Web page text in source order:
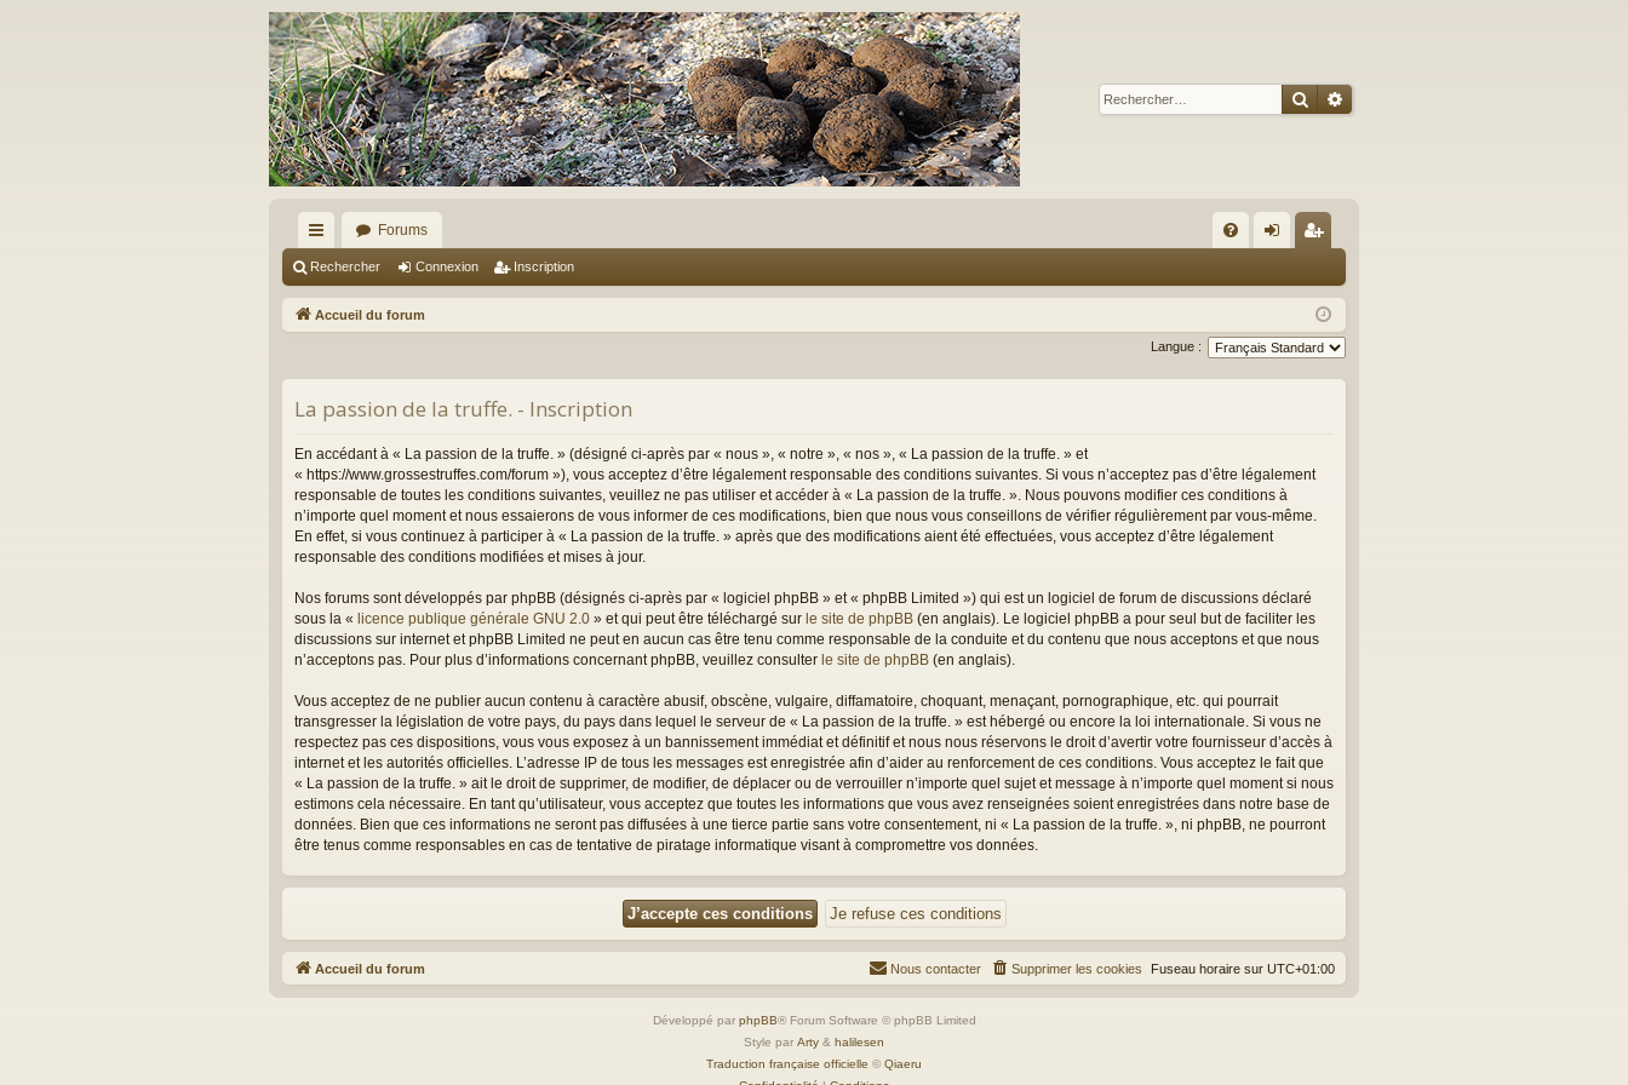
Rechercher
Recherche avancée
ac
co
ci
s
Forums
Q ne
xi
on
cri
pti
on
Rechercher Connexion Inscription
Accueil du forum
Langue :
La passion de la truffe. - Inscription
En accédant à « La passion de la truffe. » (désigné ci-après par « nous », « notre », « nos », « La passion de la truffe. » et
« https://www.grossestruffes.com/forum »), vous acceptez d’être légalement responsable des conditions suivantes. Si vous n’acceptez pas d’être légalement
responsable de toutes les conditions suivantes, veuillez ne pas utiliser et accéder à « La passion de la truffe. ». Nous pouvons modifier ces conditions à
n’importe quel moment et nous essaierons de vous informer de ces modifications, bien que nous vous conseillons de vérifier régulièrement par vous-même.
En effet, si vous continuez à participer à « La passion de la truffe. » après que des modifications aient été effectuées, vous acceptez d’être légalement
responsable des conditions modifiées et mises à jour.
Nos forums sont développés par phpBB (désignés ci-après par « logiciel phpBB » et « phpBB Limited ») qui est un logiciel de forum de discussions déclaré
sous la « licence publique générale GNU 2.0 » et qui peut être téléchargé sur le site de phpBB (en anglais). Le logiciel phpBB a pour seul but de faciliter les
discussions sur internet et phpBB Limited ne peut en aucun cas être tenu comme responsable de la conduite et du contenu que nous acceptons et que nous
n’acceptons pas. Pour plus d’informations concernant phpBB, veuillez consulter le site de phpBB (en anglais).
Vous acceptez de ne publier aucun contenu à caractère abusif, obscène, vulgaire, diffamatoire, choquant, menaçant, pornographique, etc. qui pourrait
transgresser la législation de votre pays, du pays dans lequel le serveur de « La passion de la truffe. » est hébergé ou encore la loi internationale. Si vous ne
respectez pas ces dispositions, vous vous exposez à un bannissement immédiat et définitif et nous nous réservons le droit d’avertir votre fournisseur d’accès à
internet et les autorités officielles. L’adresse IP de tous les messages est enregistrée afin d’aider au renforcement de ces conditions. Vous acceptez le fait que
« La passion de la truffe. » ait le droit de supprimer, de modifier, de déplacer ou de verrouiller n’importe quel sujet et message à n’importe quel moment si nous
estimons cela nécessaire. En tant qu’utilisateur, vous acceptez que toutes les informations que vous avez renseignées soient enregistrées dans notre base de
données. Bien que ces informations ne seront pas diffusées à une tierce partie sans votre consentement, ni « La passion de la truffe. », ni phpBB, ne pourront
être tenus comme responsables en cas de tentative de piratage informatique visant à compromettre vos données.
Accueil du forum Fuseau horaire sur UTC+01:00
Supprimer les cookies
Nous contacter
Développé par phpBB® Forum Software © phpBB Limited
Style par Arty & halilesen
Traduction française officielle © Qiaeru